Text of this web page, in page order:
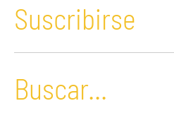
Suscribirse